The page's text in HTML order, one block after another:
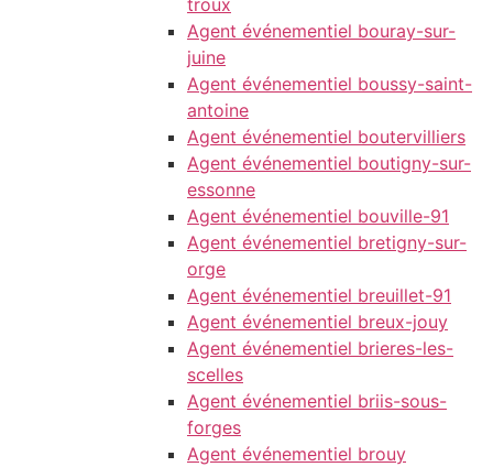
troux
Agent événementiel bouray-sur-
juine
Agent événementiel boussy-saint-
antoine
Agent événementiel boutervilliers
Agent événementiel boutigny-sur-
essonne
Agent événementiel bouville-91
Agent événementiel bretigny-sur-
orge
Agent événementiel breuillet-91
Agent événementiel breux-jouy
Agent événementiel brieres-les-
scelles
Agent événementiel briis-sous-
forges
Agent événementiel brouy